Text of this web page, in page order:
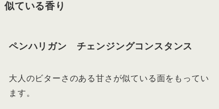
似ている香り
ペンハリガン チェンジングコンスタンス
大人のビターさのある甘さが似ている面をもってい
ます。